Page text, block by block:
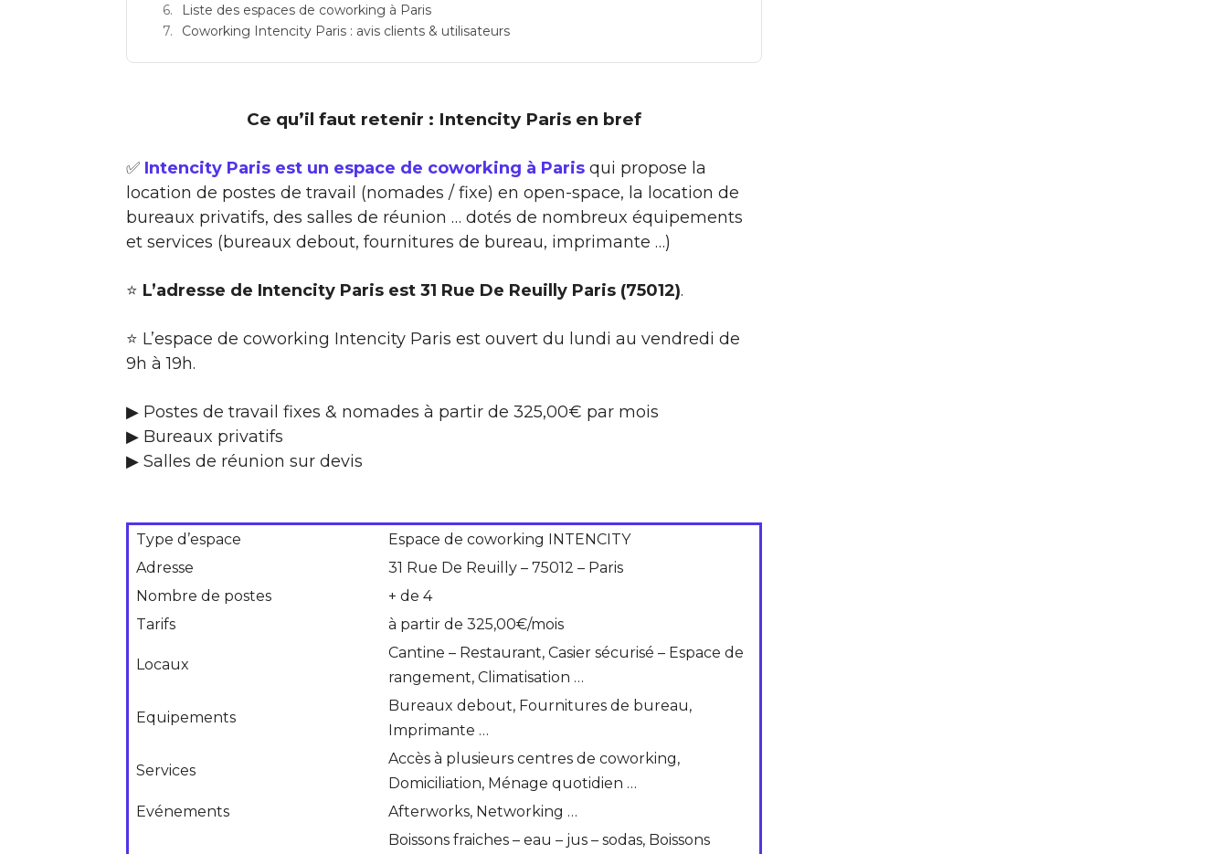
Liste des espaces de coworking à Paris
Coworking Intencity Paris : avis clients & utilisateurs
Ce qu’il faut retenir : Intencity Paris en bref
✅ Intencity Paris est un espace de coworking à Paris qui propose la
location de postes de travail (nomades / fixe) en open-space, la location de
bureaux privatifs, des salles de réunion … dotés de nombreux équipements
et services (bureaux debout, fournitures de bureau, imprimante …)
⭐ L’adresse de Intencity Paris est 31 Rue De Reuilly Paris (75012).
⭐ L’espace de coworking Intencity Paris est ouvert du lundi au vendredi de
9h à 19h.
▶ Postes de travail fixes & nomades à partir de 325,00€ par mois
▶ Bureaux privatifs
▶ Salles de réunion sur devis
Type d’espace
Espace de coworking INTENCITY
Adresse
31 Rue De Reuilly – 75012 – Paris
Nombre de postes
+ de 4
Tarifs
à partir de 325,00€/mois
Locaux
Cantine – Restaurant, Casier sécurisé – Espace de
rangement, Climatisation …
Equipements
Bureaux debout, Fournitures de bureau,
Imprimante …
Services
Accès à plusieurs centres de coworking,
Domiciliation, Ménage quotidien …
Evénements
Afterworks, Networking …
Boissons fraiches – eau – jus – sodas, Boissons